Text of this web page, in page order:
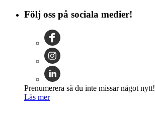
Följ oss på sociala medier!
Prenumerera så du inte missar något nytt!
Läs mer